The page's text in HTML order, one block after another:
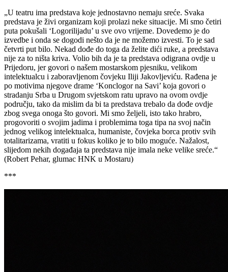
„U teatru ima predstava koje jednostavno nemaju sreće. Svaka
predstava je živi organizam koji prolazi neke situacije. Mi smo četiri
puta pokušali ‘Logorilijadu’ u sve ovo vrijeme. Dovedemo je do
izvedbe i onda se dogodi nešto da je ne možemo izvesti. To je sad
četvrti put bilo. Nekad dođe do toga da želite dići ruke, a predstava
nije za to ništa kriva. Volio bih da je ta predstava odigrana ovdje u
Prijedoru, jer govori o našem mostarskom pjesniku, velikom
intelektualcu i zaboravljenom čovjeku Iliji Jakovljeviću. Rađena je
po motivima njegove drame ‘Konclogor na Savi’ koja govori o
stradanju Srba u Drugom svjetskom ratu upravo na ovom ovdje
području, tako da mislim da bi ta predstava trebalo da dođe ovdje
zbog svega onoga što govori. Mi smo željeli, isto tako hrabro,
progovoriti o svojim jadima i problemima toga tipa na svoj način
jednog velikog intelektualca, humaniste, čovjeka borca protiv svih
totalitarizama, vratiti u fokus koliko je to bilo moguće. Nažalost,
slijedom nekih događaja ta predstava nije imala neke velike sreće.“
(Robert Pehar, glumac HNK u Mostaru)
***